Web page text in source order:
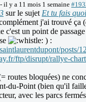
- il y a 11 mois 1 semaine
sur le sujet Et tu fais
j'ai trouvé ça
c'est un point de
) :
posts/
ftp/disrupt/rallye-
routes bloquées) ne
du-Point (bien qu'il
avec les parcs